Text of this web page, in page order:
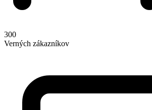
300
Verných zákazníkov